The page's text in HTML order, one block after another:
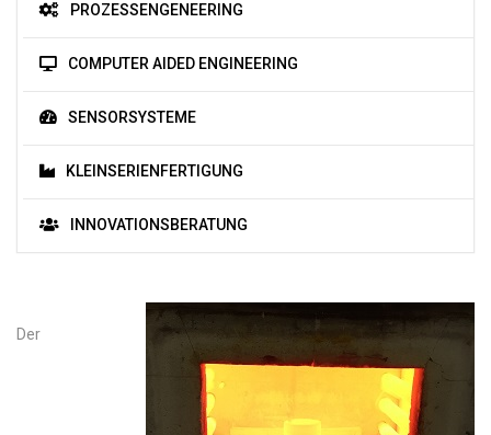
PROZESSENGENEERING
COMPUTER AIDED ENGINEERING
SENSORSYSTEME
KLEINSERIENFERTIGUNG
INNOVATIONSBERATUNG
Der